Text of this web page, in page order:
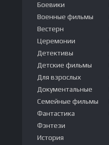
Боевики
Военные фильмы
Вестерн
Церемонии
Детективы
Детские фильмы
Для взрослых
Документальные
Семейные фильмы
Фантастика
Фэнтези
История